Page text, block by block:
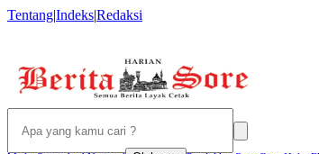
Tentang|Indeks|Redaksi